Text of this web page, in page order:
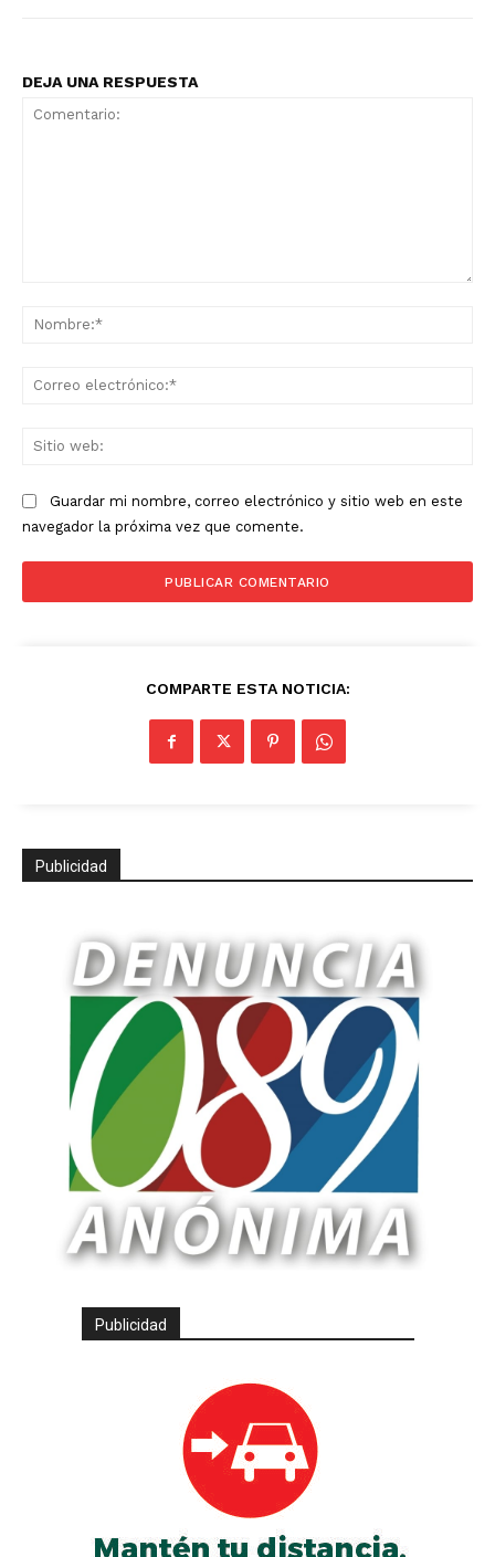
DEJA UNA RESPUESTA
Guardar mi nombre, correo electrónico y sitio web en este
navegador la próxima vez que comente.
COMPARTE ESTA NOTICIA:
Publicidad
Publicidad